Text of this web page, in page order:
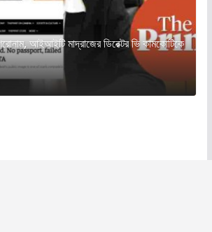
আইআইটি মাদ্রাজের ডিরেক্টর ভি কামকোটিকে